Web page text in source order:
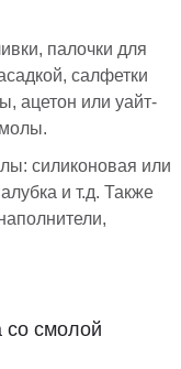
палочки для
салфетки
ацетон или уайт-
силиконовая или
и т.д. Также
со смолой